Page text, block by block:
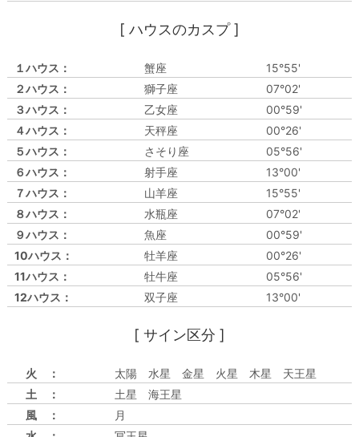
[ ハウスのカスプ ]
１ハウス： 蟹座
15°55'
２ハウス：
獅子座
07°02'
３ハウス：
乙女座
00°59'
４ハウス：
天秤座
00°26'
５ハウス：
さそり座
05°56'
６ハウス：
射手座
13°00'
７ハウス：
山羊座
15°55'
８ハウス：
水瓶座
07°02'
９ハウス：
魚座
00°59'
10ハウス：
牡羊座
00°26'
11ハウス：
牡牛座
05°56'
12ハウス：
双子座 13°00'
[ サイン区分 ]
火 ：
太陽 水星 金星 火星 木星 天王星
土 ：
土星 海王星
風 ：
月